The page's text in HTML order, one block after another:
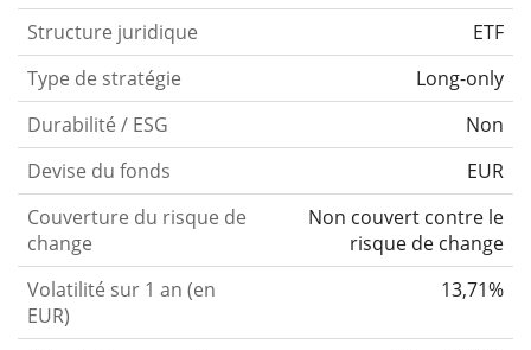
Structure juridique
ETF
Type de stratégie
Long-only
Durabilité / ESG
Non
Devise du fonds
EUR
Couverture du risque de
change
Non couvert contre le
risque de change
Volatilité sur 1 an (en
EUR)
13,71%